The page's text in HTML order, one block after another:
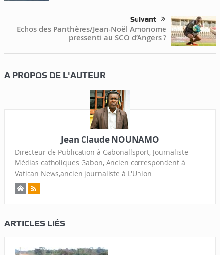
Suivant
Echos des Panthères/Jean-Noël Amonome
pressenti au SCO d’Angers ?
A PROPOS DE L'AUTEUR
Jean Claude NOUNAMO
Directeur de Publication à Gabonallsport, Journaliste
Médias catholiques Gabon, Ancien correspondent à
Vatican News,ancien journaliste à L'Union
ARTICLES LIÉS